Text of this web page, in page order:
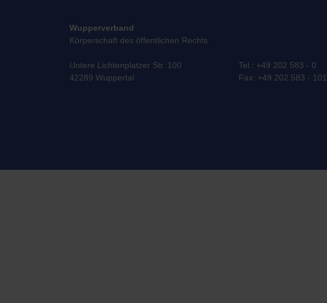
Wupperverband
Körperschaft des öffentlichen Rechts
Untere Lichtenplatzer Str. 100
42289 Wuppertal
Tel.: +49 202 583 - 0
Fax: +49 202 583 - 101